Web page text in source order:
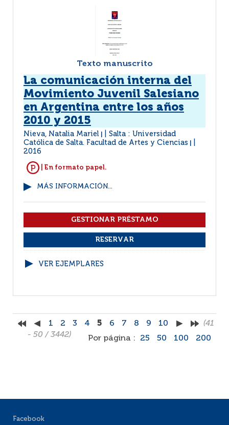
Texto manuscrito
La comunicación interna del
Movimiento Juvenil Salesiano
en Argentina entre los años
2010 y 2015
Nieva, Natalia Mariel
Salta : Universidad
Católica de Salta. Facultad de Artes y Ciencias
2016
| En formato papel.
MÁS INFORMACIÓN...
VER EJEMPLARES
1 2 3 4 5 6 7 8 9 10
(41
- 50 / 3442)
Por página : 25 50 100 200
Facebook